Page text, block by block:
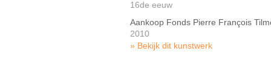
16de eeuw
Aankoop Fonds Pierre François
2010
Bekijk dit kunstwerk